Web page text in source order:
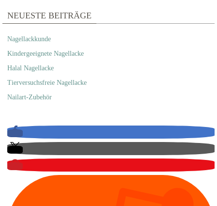
NEUESTE BEITRÄGE
Nagellackkunde
Kindergeeignete Nagellacke
Halal Nagellacke
Tierversuchsfreie Nagellacke
Nailart-Zubehör